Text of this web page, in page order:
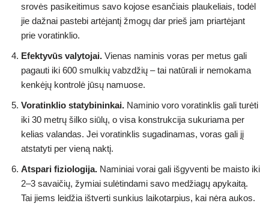
srovės pasikeitimus savo kojose esančiais plaukeliais, todėl
jie dažnai pastebi artėjantį žmogų dar prieš jam priartėjant
prie voratinklio.
Efektyvūs valytojai. Vienas naminis voras per metus gali
pagauti iki 600 smulkių vabzdžių – tai natūrali ir nemokama
kenkėjų kontrolė jūsų namuose.
Voratinklio statybininkai. Naminio voro voratinklis gali turėti
iki 30 metrų šilko siūlų, o visa konstrukcija sukuriama per
kelias valandas. Jei voratinklis sugadinamas, voras gali jį
atstatyti per vieną naktį.
Atspari fiziologija. Naminiai vorai gali išgyventi be maisto iki
2–3 savaičių, žymiai sulėtindami savo medžiagų apykaitą.
Tai jiems leidžia ištverti sunkius laikotarpius, kai nėra aukos.